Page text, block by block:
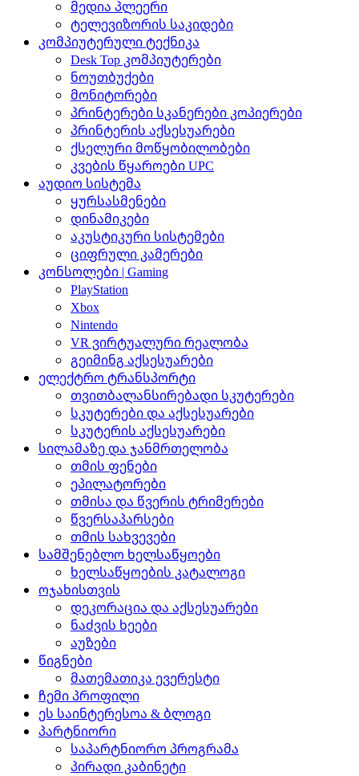
მედია პლეერი
ტელევიზორის საკიდები
კომპიუტერული ტექნიკა
Desk Top კომპიუტერები
ნოუთბუქები
მონიტორები
პრინტერები სკანერები კოპიერები
პრინტერის აქსესუარები
ქსელური მოწყობილობები
კვების წყაროები UPC
აუდიო სისტემა
ყურსასმენები
დინამიკები
აკუსტიკური სისტემები
ციფრული კამერები
კონსოლები | Gaming
PlayStation
Xbox
Nintendo
VR ვირტუალური რეალობა
გეიმინგ აქსესუარები
ელექტრო ტრანსპორტი
თვითბალანსირებადი სკუტერები
სკუტერები და აქსესუარები
სკუტერის აქსესუარები
სილამაზე და ჯანმრთელობა
თმის ფენები
ეპილატორები
თმისა და წვერის ტრიმერები
წვერსაპარსები
თმის სახვევები
სამშენებლო ხელსაწყოები
ხელსაწყოების კატალოგი
ოჯახისთვის
დეკორაცია და აქსესუარები
ნაძვის ხეები
აუზები
წიგნები
მათემათიკა ევერესტი
ჩემი პროფილი
ეს საინტერესოა & ბლოგი
პარტნიორი
საპარტნიორო პროგრამა
პირადი კაბინეტი